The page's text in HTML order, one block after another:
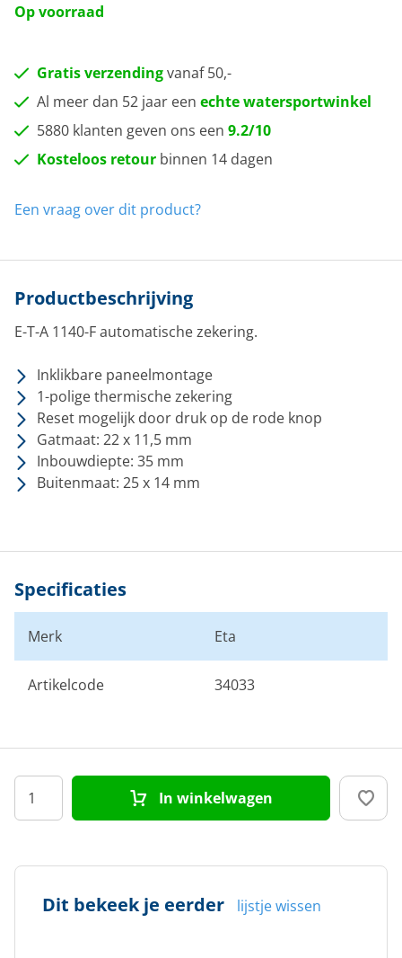
Op voorraad
Gratis verzendingvanaf 50,-
Al meer dan 52 jaar een echte watersportwinkel
5880 klanten geven ons een 9.2/10
Kosteloos retour binnen 14 dagen
Een vraag over dit product?
Productbeschrijving
E-T-A 1140-F automatische zekering.
Inklikbare paneelmontage
1-polige thermische zekering
Reset mogelijk door druk op de rode knop
Gatmaat: 22 x 11,5 mm
Inbouwdiepte: 35 mm
Buitenmaat: 25 x 14 mm
Specificaties
Merk Eta
Artikelcode 34033
In winkelwagen
Dit bekeek je eerder lijstje wissen